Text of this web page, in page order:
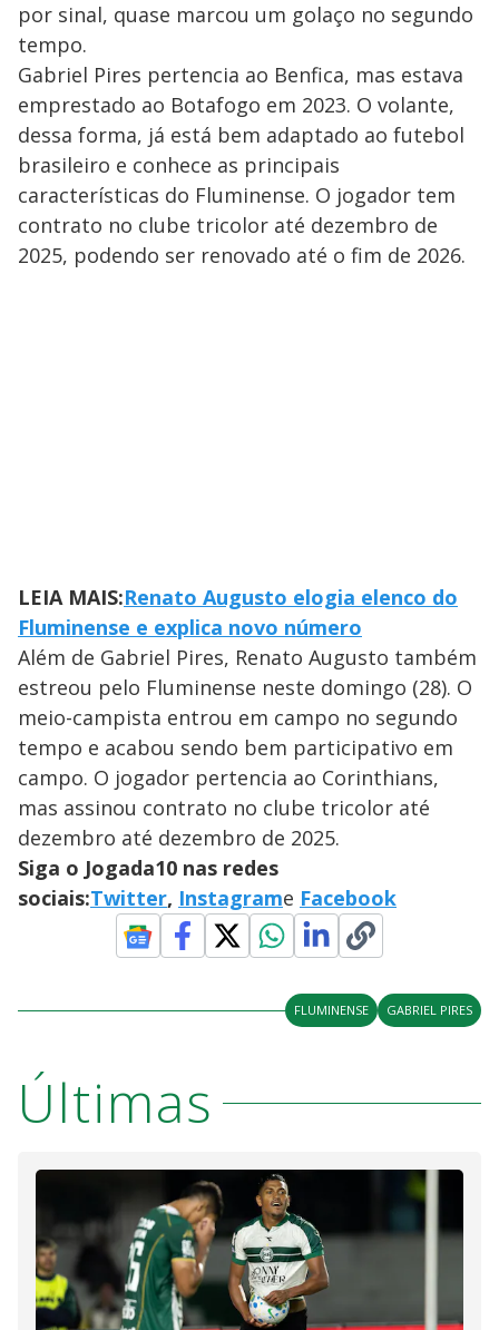
por sinal, quase marcou um golaço no segundo
tempo.
Gabriel Pires pertencia ao Benfica, mas estava
emprestado ao Botafogo em 2023. O volante,
dessa forma, já está bem adaptado ao futebol
brasileiro e conhece as principais
características do Fluminense. O jogador tem
contrato no clube tricolor até dezembro de
2025, podendo ser renovado até o fim de 2026.
LEIA MAIS:Renato Augusto elogia elenco do
Fluminense e explica novo número
Além de Gabriel Pires, Renato Augusto também
estreou pelo Fluminense neste domingo (28). O
meio-campista entrou em campo no segundo
tempo e acabou sendo bem participativo em
campo. O jogador pertencia ao Corinthians,
mas assinou contrato no clube tricolor até
dezembro até dezembro de 2025.
Siga o Jogada10 nas redes
sociais:Twitter, Instagrame Facebook
FLUMINENSE GABRIEL PIRES
Últimas